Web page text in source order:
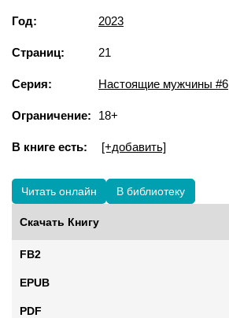
Год: 2023
Страниц: 21
Серия: Настоящие мужчины #6
Ограничение: 18+
В книге есть: [+добавить]
Читать онлайн В библиотеку
Скачать Книгу
FB2
EPUB
PDF